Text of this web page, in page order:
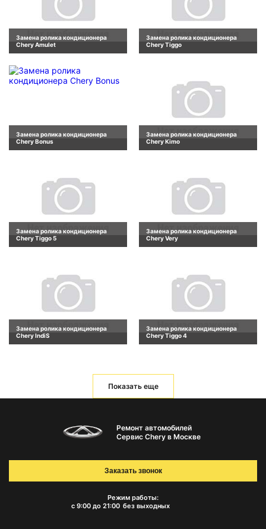
Замена ролика кондиционера
Chery Amulet
Замена ролика кондиционера
Chery Tiggo
Замена ролика кондиционера
Chery Bonus
Замена ролика кондиционера
Chery Kimo
Замена ролика кондиционера
Chery Tiggo 5
Замена ролика кондиционера
Chery Very
Замена ролика кондиционера
Chery IndiS
Замена ролика кондиционера
Chery Tiggo 4
Показать еще
Ремонт автомобилей
Сервис Chery в Москве
Режим работы:
с 9:00 до 21:00 без выходных
Заказать звонок